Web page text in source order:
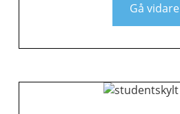
Gå vidare